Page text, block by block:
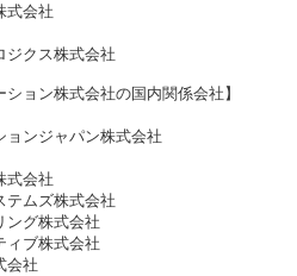
式会社
ジクス株式会社
ョン株式会社の国内関係会社】
ョンジャパン株式会社
式会社
テムズ株式会社
ング株式会社
ィブ株式会社
会社